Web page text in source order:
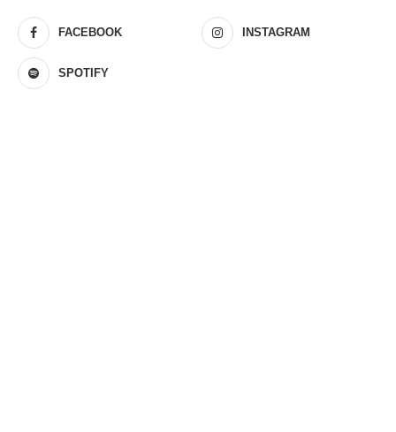
FACEBOOK INSTAGRAM
SPOTIFY